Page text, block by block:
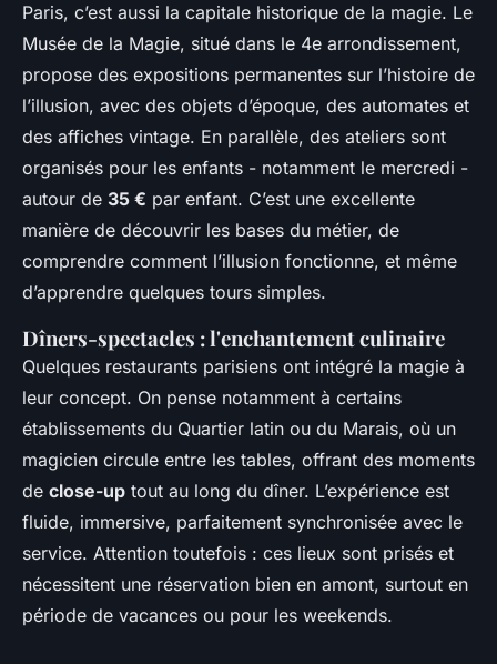
Paris, c’est aussi la capitale historique de la magie. Le
Musée de la Magie, situé dans le 4e arrondissement,
propose des expositions permanentes sur l’histoire de
l’illusion, avec des objets d’époque, des automates et
des affiches vintage. En parallèle, des ateliers sont
organisés pour les enfants - notamment le mercredi -
autour de 35 € par enfant. C’est une excellente
manière de découvrir les bases du métier, de
comprendre comment l’illusion fonctionne, et même
d’apprendre quelques tours simples.
Dîners-spectacles : l'enchantement culinaire
Quelques restaurants parisiens ont intégré la magie à
leur concept. On pense notamment à certains
établissements du Quartier latin ou du Marais, où un
magicien circule entre les tables, offrant des moments
de close-up tout au long du dîner. L’expérience est
fluide, immersive, parfaitement synchronisée avec le
service. Attention toutefois : ces lieux sont prisés et
nécessitent une réservation bien en amont, surtout en
période de vacances ou pour les weekends.